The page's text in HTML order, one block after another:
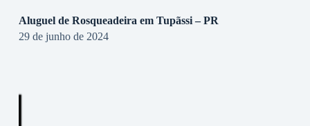
Aluguel de Rosqueadeira em Tupãssi – PR
29 de junho de 2024